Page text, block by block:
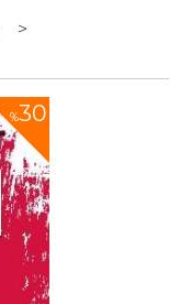
>
%30